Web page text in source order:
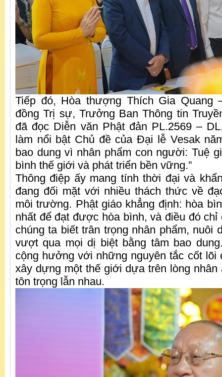
Tiếp đó, Hòa thượng Thích Gia Quang
đồng Trị sự, Trưởng Ban Thông tin
đã đọc Diễn văn Phật đản PL.2569 –
làm nổi bật Chủ đề của Đại lễ Vesak
bao dung vì nhân phẩm con người: Tuệ
bình thế giới và phát triển bền vững.”
Thông điệp ấy mang tính thời đại và
đang đối mặt với nhiều thách thức về
môi trường. Phật giáo khẳng định: hòa
nhất để đạt được hòa bình, và điều đó
chúng ta biết trân trọng nhân phẩm, nuôi
vượt qua mọi dị biệt bằng tâm bao
cộng hưởng với những nguyên tắc cốt lõi
xây dựng một thế giới dựa trên lòng
tôn trọng lẫn nhau.